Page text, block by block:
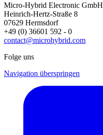
Micro-Hybrid Electronic GmbH
Heinrich-Hertz-Straße 8
07629 Hermsdorf
+49 (0) 36601 592 - 0
contact@microhybrid.com
Folge uns
Navigation überspringen